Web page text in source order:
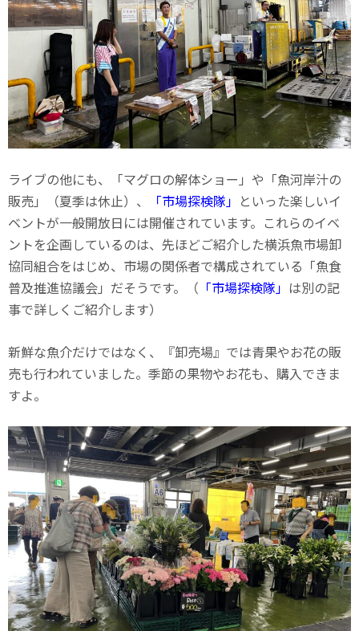
ライブの他にも、「マグロの解体ショー」や「魚河岸汁の
販売」（夏季は休止）、
「市場探検隊」 といった楽しいイ
ベントが一般開放日には開催されています。これらのイベ
ントを企画しているのは、先ほどご紹介した横浜魚市場卸
協同組合をはじめ、市場の関係者で構成されている「魚食
普及推進協議会」だそうです。（ 「市場探検隊」 は別の記
事で詳しくご紹介します）
新鮮な魚介だけではなく、『卸売場』では青果やお花の販
売も行われていました。季節の果物やお花も、購入できま
すよ。